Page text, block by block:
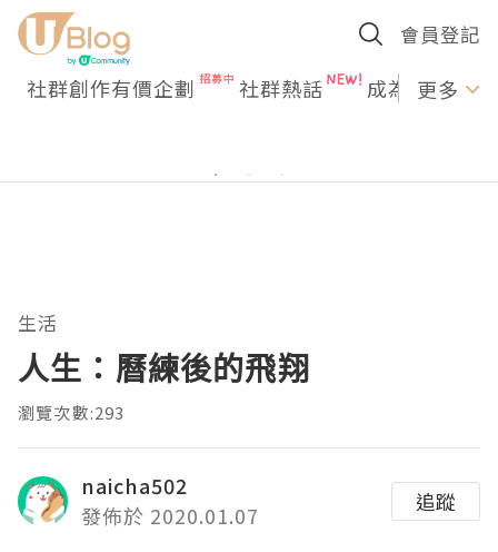
會員登記
社群創作有價企劃 社群熱話 成為U更多
生活
人生：曆練後的飛翔
瀏覽次數:293
naicha502
發佈於 2020.01.07
追蹤